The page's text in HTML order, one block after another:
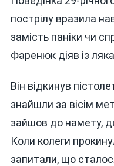
пострілу вразила
замість паніки чи
Фаренюк діяв із
Він відкинув
знайшли за вісім
зайшов до намету,
Коли колеги
запитали, що